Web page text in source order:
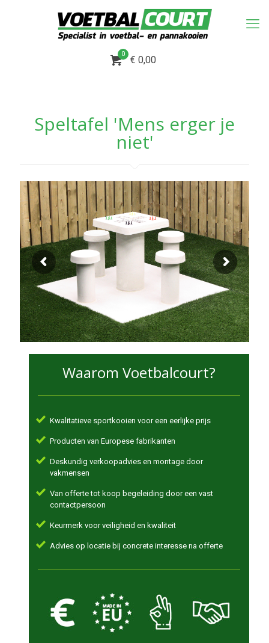
0
€ 0,00
Speltafel 'Mens erger je
niet'
Waarom Voetbalcourt?
Kwalitatieve sportkooien voor een eerlijke prijs
Producten van Europese fabrikanten
Deskundig verkoopadvies en montage door
vakmensen
Van offerte tot koop begeleiding door een vast
contactpersoon
Keurmerk voor veiligheid en kwaliteit
Advies op locatie bij concrete interesse na offerte